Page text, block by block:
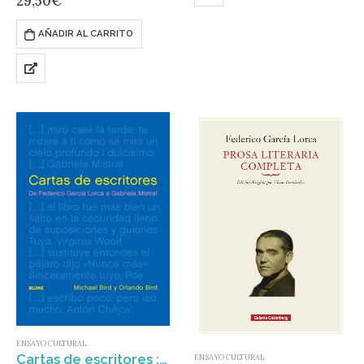
reflejo del anti-individualismo
prevaleciente en sus tiempos:…
AÑADIR AL CARRITO
ENSAYO CULTURAL
Cartas de escritores : De Federico García Lorca a Gabriela Mistral ENSAYO CULTURAL